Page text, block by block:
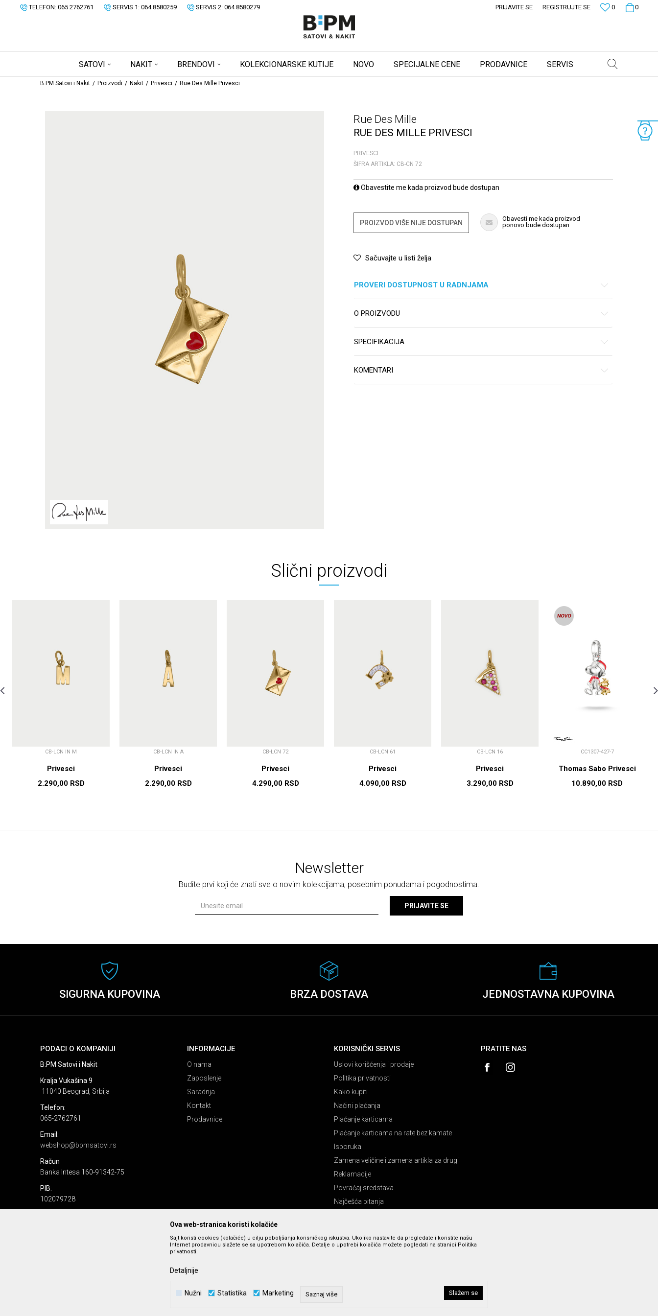
TELEFON: 065 2762761 SERVIS 1: 064 8580259 SERVIS 2: 064 8580279 0
0
PRIJAVITE SE REGISTRUJTE SE
SATOVI NAKIT BRENDOVI KOLEKCIONARSKE KUTIJE NOVO SPECIJALNE CENE PRODAVNICE SERVIS
B:PM Satovi i Nakit Proizvodi Nakit Privesci Rue Des Mille Privesci
Rue Des Mille
RUE DES MILLE PRIVESCI
PRIVESCI
ŠIFRA ARTIKLA: CB-CN 72
Obavestite me kada proizvod bude dostupan
PROIZVOD VIŠE NIJE DOSTUPAN
Obavesti me kada proizvod
ponovo bude dostupan
Sačuvajte u listi želja
PROVERI DOSTUPNOST U RADNJAMA
O PROIZVODU
SPECIFIKACIJA
KOMENTARI
Slični proizvodi
CB-LCN IN M
Privesci
2.290,00 RSD
CB-LCN IN A
Privesci
2.290,00 RSD
CB-LCN 72
Privesci
4.290,00 RSD
CB-LCN 61
Privesci
4.090,00 RSD
CB-LCN 16
Privesci
3.290,00 RSD
CC1307-427-7
Thomas Sabo Privesci
10.890,00 RSD
Newsletter
Budite prvi koji će znati sve o novim kolekcijama, posebnim ponudama i pogodnostima.
PRIJAVITE SE
SIGURNA KUPOVINA BRZA DOSTAVA JEDNOSTAVNA KUPOVINA
PODACI O KOMPANIJI
B:PM Satovi i Nakit
Kralja Vukašina 9
11040 Beograd, Srbija
Telefon:
065-2762761
Email:
webshop@bpmsatovi.rs
Račun
Banka Intesa 160-91342-75
PIB:
102079728
INFORMACIJE
O nama
Zaposlenje
Saradnja
Kontakt
Prodavnice
KORISNIČKI SERVIS
Uslovi korišćenja i prodaje
Politika privatnosti
Kako kupiti
Načini plaćanja
Plaćanje karticama
Plaćanje karticama na rate bez kamate
Isporuka
Zamena veličine i zamena artikla za drugi
Reklamacije
Povraćaj sredstava
Najčešća pitanja
PRATITE NAS
Nastojimo da budemo što precizniji u opisu proizvoda, prikazu slika i cena, ali ne možemo da garantujemo da su sve informacije kompletne i bez grešaka. Svi prikazani artikli su deo naše ponude i ne
Ova web-stranica koristi kolačiće
Sajt koristi cookies (kolačiće) u cilju poboljšanja korisničkog iskustva. Ukoliko nastavite da pregledate i koristite našu
Internet prodavnicu slažete se sa upotrebom kolačića. Detalje o upotrebi kolačića možete pogledati na stranici Politika
privatnosti.
Detaljnije
Nužni Statistika Marketing Saznaj više Slažem se